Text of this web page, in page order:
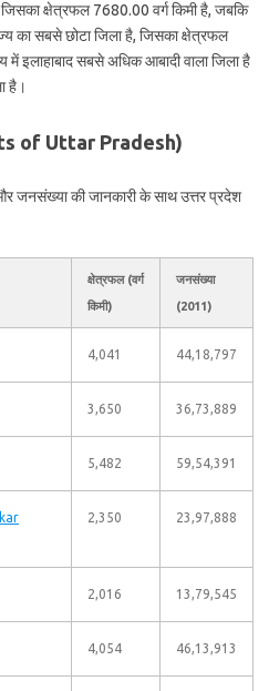
क्षेत्रफल 7680.00 वर्ग किमी है, जबकि
का सबसे छोटा जिला है, जिसका क्षेत्रफल
में इलाहाबाद सबसे अधिक आबादी वाला जिला है
है।
of Uttar Pradesh)
की जानकारी के साथ उत्तर प्रदेश
क्षेत्रफल (वर्ग
किमी)
जनसंख्या
(2011)
4,041 44,18,797
3,650 36,73,889
5,482 59,54,391
2,350 23,97,888
2,016 13,79,545
4,054 46,13,913